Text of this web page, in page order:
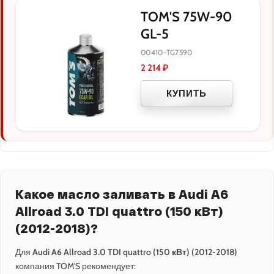
TOM'S 75W-90
GL-5
00410-TG7590
2 214₽
КУПИТЬ
Какое масло заливать в Audi A6
Allroad 3.0 TDI quattro (150 кВт)
(2012-2018)?
Для Audi A6 Allroad 3.0 TDI quattro (150 кВт) (2012-2018)
компания TOM'S рекомендует: